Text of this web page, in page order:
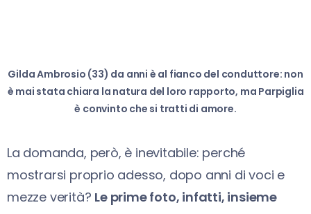
Gilda Ambrosio (33) da anni è al fianco del conduttore: non
è mai stata chiara la natura del loro rapporto, ma Parpiglia
è convinto che si tratti di amore.
La domanda, però, è inevitabile: perché
mostrarsi proprio adesso, dopo anni di voci e
mezze verità? Le prime foto, infatti, insieme